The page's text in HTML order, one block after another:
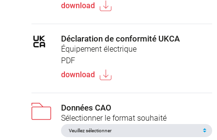
download
Déclaration de conformité UKCA
Équipement électrique
PDF
download
Données CAO
Sélectionner le format souhaité